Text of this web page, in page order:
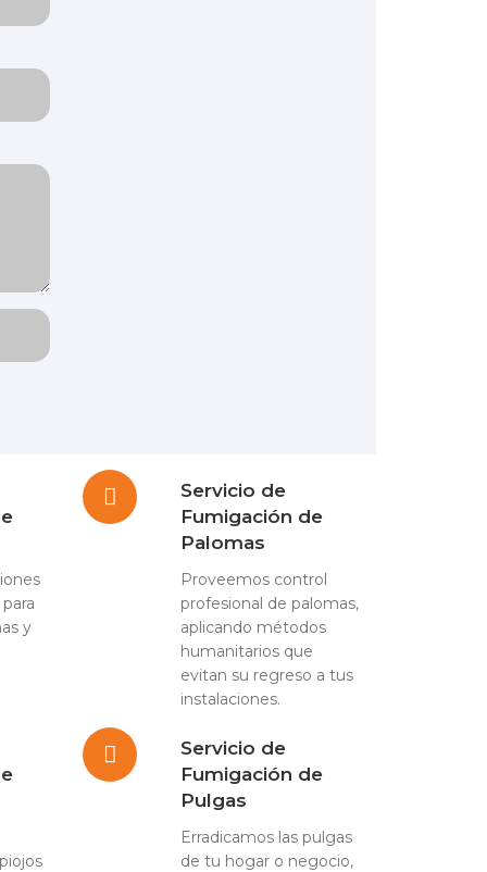
y
Servicio de
Fumigación de
Palomas
Proveemos control
profesional de palomas,
aplicando métodos
humanitarios que
evitan su regreso a tus
instalaciones.
Servicio de
Fumigación de
Pulgas
Erradicamos las pulgas
de tu hogar o negocio,